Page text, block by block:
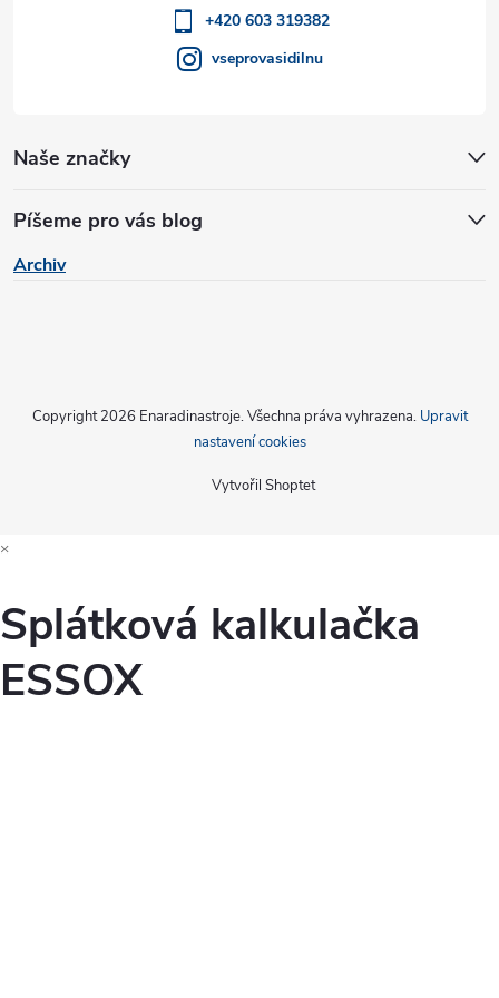
v
p
i
Naše značky
Píšeme pro vás blog
Archiv
+420 603 319382
vseprovasidilnu
Vytvořil Shoptet
Copyright 2026 Enaradinastroje. Všechna práva vyhrazena. Upravit
nastavení cookies
×
Splátková kalkulačka
ESSOX